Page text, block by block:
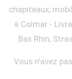
chapiteaux,
à Colmar -
Bas Rhin,
Vous n'avez